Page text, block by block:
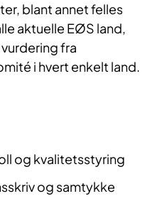
blant annet felles
aktuelle EØS land,
fra
i hvert enkelt land.
og kvalitetsstyring
og samtykke